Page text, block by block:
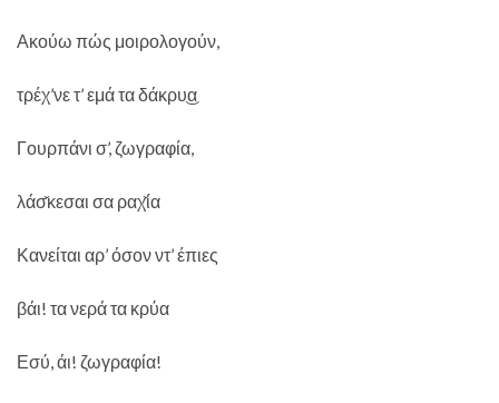
Ακούω πώς μοιρολογούν,
τρέχ’νε τ’ εμά τα δάκρυ͜α
Γουρπάνι σ’, ζωγραφία,
λάσ̌κεσαι σα ραχ̌ία
Κανείται αρ’ όσον ντ’ έπιες
βάι! τα νερά τα κρύα
Εσύ, άι! ζωγραφία!